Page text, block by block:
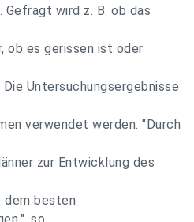
Gefragt wird z. B. ob das
ob es gerissen ist oder
Untersuchungsergebnisse
verwendet werden. "Durch
zur Entwicklung des
dem besten